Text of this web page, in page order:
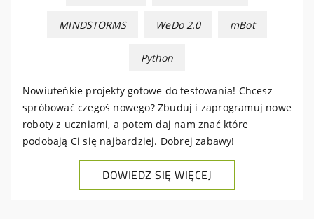
MINDSTORMS WeDo 2.0 mBot
Python
Nowiuteńkie projekty gotowe do testowania! Chcesz
spróbować czegoś nowego? Zbuduj i zaprogramuj nowe
roboty z uczniami, a potem daj nam znać które
podobają Ci się najbardziej. Dobrej zabawy!
DOWIEDZ SIĘ WIĘCEJ